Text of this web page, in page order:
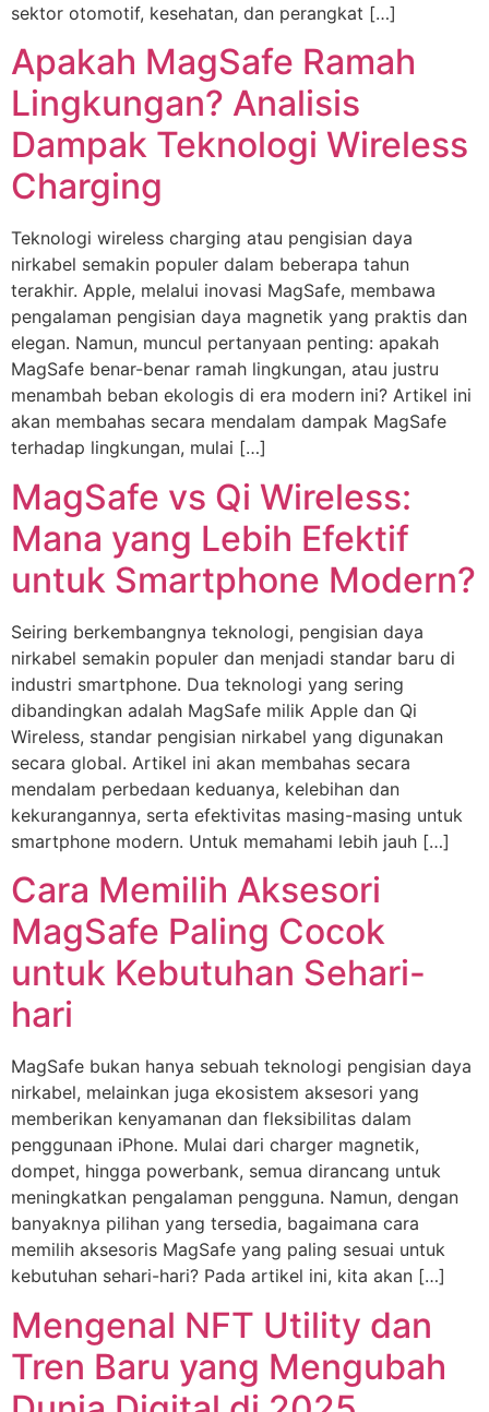
sektor otomotif, kesehatan, dan perangkat […]
Apakah MagSafe Ramah
Lingkungan? Analisis
Dampak Teknologi Wireless
Charging
Teknologi wireless charging atau pengisian daya
nirkabel semakin populer dalam beberapa tahun
terakhir. Apple, melalui inovasi MagSafe, membawa
pengalaman pengisian daya magnetik yang praktis dan
elegan. Namun, muncul pertanyaan penting: apakah
MagSafe benar-benar ramah lingkungan, atau justru
menambah beban ekologis di era modern ini? Artikel ini
akan membahas secara mendalam dampak MagSafe
terhadap lingkungan, mulai […]
MagSafe vs Qi Wireless:
Mana yang Lebih Efektif
untuk Smartphone Modern?
Seiring berkembangnya teknologi, pengisian daya
nirkabel semakin populer dan menjadi standar baru di
industri smartphone. Dua teknologi yang sering
dibandingkan adalah MagSafe milik Apple dan Qi
Wireless, standar pengisian nirkabel yang digunakan
secara global. Artikel ini akan membahas secara
mendalam perbedaan keduanya, kelebihan dan
kekurangannya, serta efektivitas masing-masing untuk
smartphone modern. Untuk memahami lebih jauh […]
Cara Memilih Aksesori
MagSafe Paling Cocok
untuk Kebutuhan Sehari-
hari
MagSafe bukan hanya sebuah teknologi pengisian daya
nirkabel, melainkan juga ekosistem aksesori yang
memberikan kenyamanan dan fleksibilitas dalam
penggunaan iPhone. Mulai dari charger magnetik,
dompet, hingga powerbank, semua dirancang untuk
meningkatkan pengalaman pengguna. Namun, dengan
banyaknya pilihan yang tersedia, bagaimana cara
memilih aksesoris MagSafe yang paling sesuai untuk
kebutuhan sehari-hari? Pada artikel ini, kita akan […]
Mengenal NFT Utility dan
Tren Baru yang Mengubah